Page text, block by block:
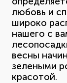
любовь и
широко
нашего с
весны
зелеными
красотой.